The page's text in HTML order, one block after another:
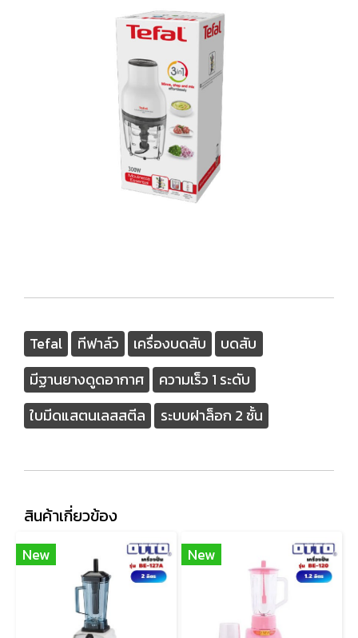
Tefal ทีฟาล์ว เครื่องบดสับ
บดสับ
มีฐานยางดูดอากาศ
ความเร็ว 1 ระดับ
ใบมีดแสตนเลสสตีล
ระบบฝาล็อก 2 ชั้น
สินค้าเกี่ยวข้อง
New New